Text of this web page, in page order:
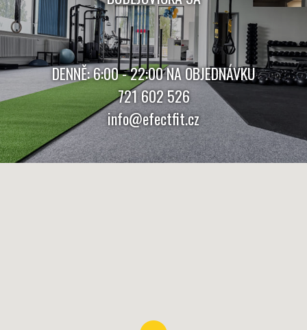
DENNĚ: 6:00 - 22:00 NA OBJEDNÁVKU
721 602 526
info@efectfit.cz